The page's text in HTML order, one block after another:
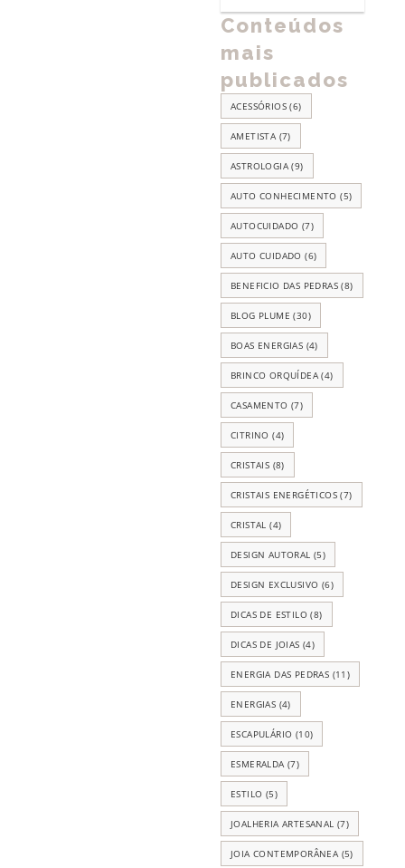
Conteúdos
mais
publicados
ACESSÓRIOS (6)
AMETISTA (7)
ASTROLOGIA (9)
AUTO CONHECIMENTO (5)
AUTOCUIDADO (7)
AUTO CUIDADO (6)
BENEFICIO DAS PEDRAS (8)
BLOG PLUME (30)
BOAS ENERGIAS (4)
BRINCO ORQUÍDEA (4)
CASAMENTO (7)
CITRINO (4)
CRISTAIS (8)
CRISTAIS ENERGÉTICOS (7)
CRISTAL (4)
DESIGN AUTORAL (5)
DESIGN EXCLUSIVO (6)
DICAS DE ESTILO (8)
DICAS DE JOIAS (4)
ENERGIA DAS PEDRAS (11)
ENERGIAS (4)
ESCAPULÁRIO (10)
ESMERALDA (7)
ESTILO (5)
JOALHERIA ARTESANAL (7)
JOIA CONTEMPORÂNEA (5)